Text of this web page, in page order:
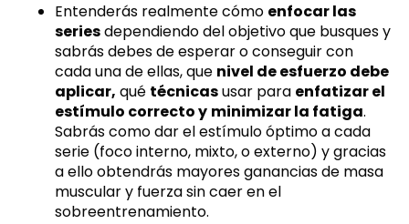
Entenderás realmente cómo enfocar las
seriesdependiendo del objetivo que busques y
sabrás debes de esperar o conseguir con
cada una de ellas, que nivel de esfuerzo debe
aplicar, qué técnicasusar para enfatizar el
estímulo correcto y minimizar la fatiga.
Sabrás como dar el estímulo óptimo a cada
serie (foco interno, mixto, o externo) y gracias
a ello obtendrás mayores ganancias de masa
muscular y fuerza sin caer en el
sobreentrenamiento.